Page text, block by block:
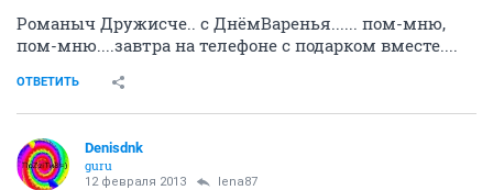
Романыч Дружисче.. с ДнёмВаренья...... пом-мню,
пом-мню....завтра на телефоне с подарком вместе....
ОТВЕТИТЬ
Denisdnk
guru
12 февраля 2013 lena87